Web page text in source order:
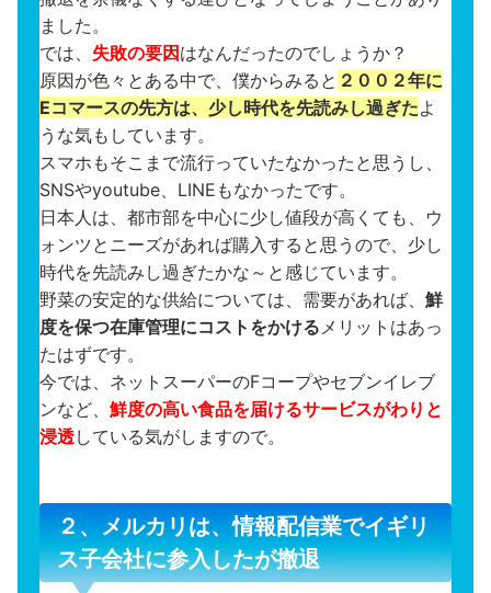
ました。
では、 失敗の要因はなんだったのでしょうか？
原因が色々とある中で、僕からみると ２００２年に
Eコマースの先方は、少し時代を先読みし過ぎたよ
うな気もしています。
スマホもそこまで流行っていたなかったと思うし、
SNSやyoutube、LINEもなかったです。
日本人は、都市部を中心に少し値段が高くても、ウ
ォンツとニーズがあれば購入すると思うので、少し
時代を先読みし過ぎたかな～と感じています。
野菜の安定的な供給については、需要があれば、 鮮
度を保つ在庫管理にコストをかける メリットはあっ
たはずです。
今では、ネットスーパーのFコープやセブンイレブ
ンなど、 鮮度の高い食品を届けるサービスがわりと
浸透している気がしますので。
２、メルカリは、情報配信業でイギリ
ス子会社に参入したが撤退